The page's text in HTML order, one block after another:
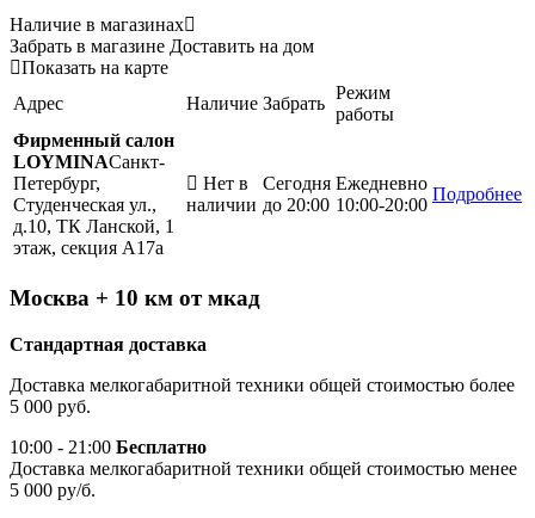
Наличие в магазинах
Забрать в магазине Доставить на дом
Показать на карте
Адрес
Наличие Забрать
Режим
работы
Фирменный салон
LOYMINAСанкт-
Петербург,
Студенческая ул.,
д.10, ТК Ланской, 1
этаж, секция А17а
Нет в
наличии
Сегодня
до 20:00
Ежедневно
10:00-20:00
Подробнее
Москва + 10 км от мкад
Стандартная доставка
Доставка мелкогабаритной техники общей стоимостью более
5 000 руб.
10:00 - 21:00 Бесплатно
Доставка мелкогабаритной техники общей стоимостью менее
5 000 ру/б.